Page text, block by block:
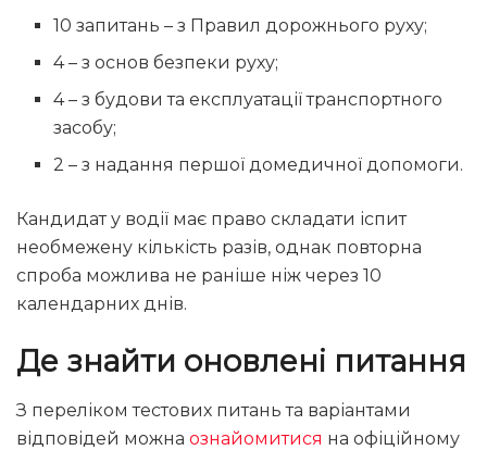
10 запитань – з Правил дорожнього руху;
4 – з основ безпеки руху;
4 – з будови та експлуатації транспортного
засобу;
2 – з надання першої домедичної допомоги.
Кандидат у водії має право складати іспит
необмежену кількість разів, однак повторна
спроба можлива не раніше ніж через 10
календарних днів.
Де знайти оновлені питання
З переліком тестових питань та варіантами
відповідей можна ознайомитися на офіційному